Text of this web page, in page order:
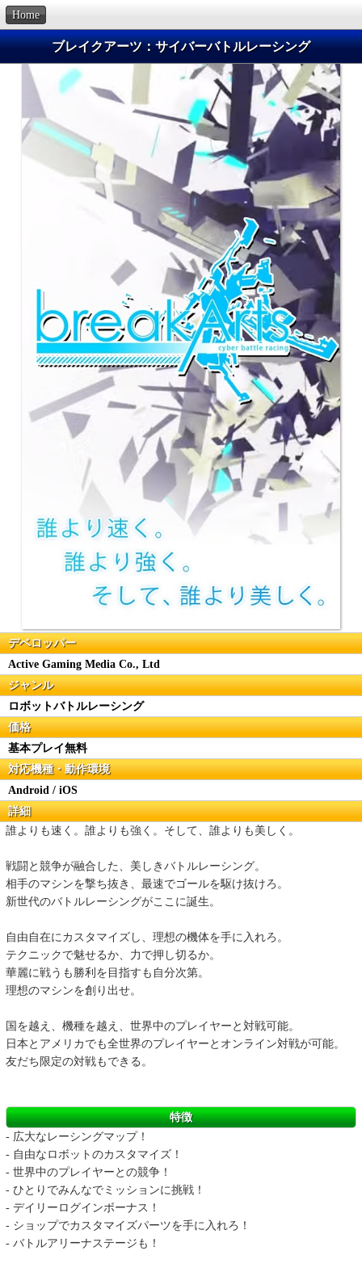
Home
ブレイクアーツ：サイバーバトルレーシング
デベロッパー
Active Gaming Media Co., Ltd
ジャンル
ロボットバトルレーシング
価格
基本プレイ無料
対応機種・動作環境
Android / iOS
詳細
誰よりも速く。誰よりも強く。そして、誰よりも美しく。
戦闘と競争が融合した、美しきバトルレーシング。
相手のマシンを撃ち抜き、最速でゴールを駆け抜けろ。
新世代のバトルレーシングがここに誕生。
自由自在にカスタマイズし、理想の機体を手に入れろ。
テクニックで魅せるか、力で押し切るか。
華麗に戦うも勝利を目指すも自分次第。
理想のマシンを創り出せ。
国を越え、機種を越え、世界中のプレイヤーと対戦可能。
日本とアメリカでも全世界のプレイヤーとオンライン対戦が可能。
友だち限定の対戦もできる。
特徴
- 広大なレーシングマップ！
- 自由なロボットのカスタマイズ！
- 世界中のプレイヤーとの競争！
- ひとりでみんなでミッションに挑戦！
- デイリーログインボーナス！
- ショップでカスタマイズパーツを手に入れろ！
- バトルアリーナステージも！